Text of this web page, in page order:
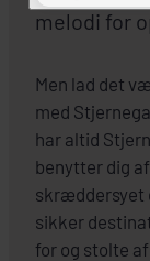
melodi for
Men lad det
med
har altid
benytter dig
skræddersyet
sikker
for og stolte